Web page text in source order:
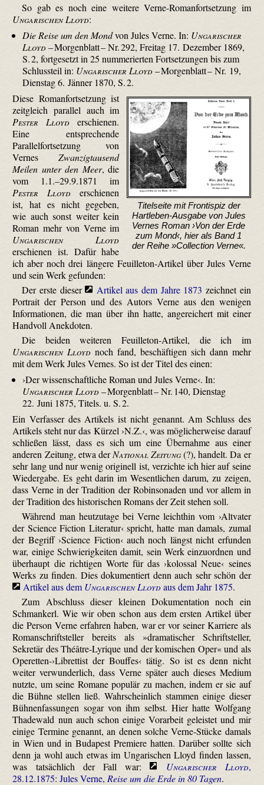
So gab es noch eine weitere Verne-Romanfortsetzung im
Ungarischen Lloyd:
Die Reise um den Mondvon Jules Verne. In: Ungarischer
Lloyd– Morgenblatt – Nr. 292, Freitag 17. Dezember 1869,
S. 2, fortgesetzt in 25 nummerierten Fortsetzungen bis zum
Schlussteil in: Ungarischer Lloyd– Morgenblatt – Nr. 19,
Dienstag 6. Jänner 1870, S. 2.
Titelseite mit Frontispiz der
Hartleben-Ausgabe von Jules
Vernes Roman ›Von der Erde
zum Mond‹, hier als Band 1
der Reihe »Collection Verne«.
Diese Romanfortsetzung ist
zeitgleich parallel auch im
Pester Lloyd erschienen.
Eine entsprechende
Parallelfortsetzung von
VernesZwanzigtausend
Meilen unter den Meer, die
vom 1.1.–29.9.1871 im
Pester Lloyd erschienen
ist, hat es nicht gegeben,
wie auch sonst weiter kein
Roman mehr von Verne im
Ungarischen Lloyd
erschienen ist. Dafür habe
ich aber noch drei längere Feuilleton-Artikel über Jules Verne
und sein Werk gefunden:
Der erste dieser
Artikel aus dem Jahre 1873 zeichnet ein
Portrait der Person und des Autors Verne aus den wenigen
Informationen, die man über ihn hatte, angereichert mit einer
Handvoll Anekdoten.
Die beiden weiteren Feuilleton-Artikel, die ich im
Ungarischen Lloyd noch fand, beschäftigen sich dann mehr
mit dem Werk Jules Vernes. So ist der Titel des einen:
›Der wissenschaftliche Roman und Jules Verne‹. In:
Ungarischer Lloyd– Morgenblatt – Nr. 140, Dienstag
22. Juni 1875, Titels. u. S. 2.
Ein Verfasser des Artikels ist nicht genannt. Am Schluss des
Artikels steht nur das Kürzel ›N.Z.‹, was möglicherweise darauf
schließen lässt, dass es sich um eine Übernahme aus einer
anderen Zeitung, etwa derNational Zeitung(?), handelt. Da er
sehr lang und nur wenig originell ist, verzichte ich hier auf seine
Wiedergabe. Es geht darin im Wesentlichen darum, zu zeigen,
dass Verne in der Tradition der Robinsonaden und vor allem in
der Tradition des historischen Romans der Zeit stehen soll.
Während man heutzutage bei Verne leichthin vom ›Altvater
der Science Fiction Literatur‹ spricht, hatte man damals, zumal
der Begriff ›Science Fiction‹ auch noch längst nicht erfunden
war, einige Schwierigkeiten damit, sein Werk einzuordnen und
überhaupt die richtigen Worte für das ›kolossal Neue‹ seines
Werks zu finden. Dies dokumentiert denn auch sehr schön der
Artikel aus dem Ungarischen Lloydaus dem Jahr 1875.
Zum Abschluss dieser kleinen Dokumentation noch ein
Schmankerl. Wie wir oben schon aus dem ersten Artikel über
die Person Verne erfahren haben, war er vor seiner Karriere als
Romanschriftsteller bereits als »dramatischer Schriftsteller,
Sekretär des Théâtre-Lyrique und der komischen Oper« und als
Operetten-›Librettist der Bouffes‹ tätig. So ist es denn nicht
weiter verwunderlich, dass Verne später auch dieses Medium
nutzte, um seine Romane populär zu machen, indem er sie auf
die Bühne stellen ließ. Wahrscheinlich stammen einige dieser
Bühnenfassungen sogar von ihm selbst. Hier hatte Wolfgang
Thade­wald nun auch schon einige Vorarbeit geleistet und mir
einige Termine genannt, an denen solche Verne-Stücke damals
in Wien und in Budapest Premiere hatten. Darüber sollte sich
denn ja wohl auch etwas im Ungarischen Lloyd finden lassen,
was tatsächlich der Fall war:
Ungarischer Lloyd,
28.12.1875: Jules Verne, Reise um die Erde in 80 Tagen.